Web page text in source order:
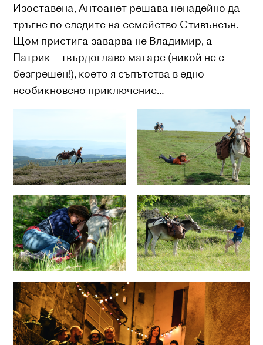
Изоставена, Антоанет решава ненадейно да
тръгне по следите на семейство Стивънсън.
Щом пристига заварва не Владимир, а
Патрик – твърдоглаво магаре (никой не е
безгрешен!), което я съпътства в едно
необикновено приключение…